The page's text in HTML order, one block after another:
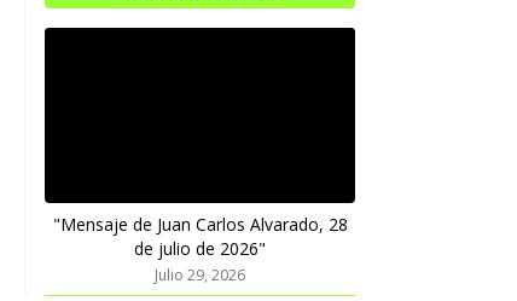
"Mensaje de Juan Carlos Alvarado, 28
de julio de 2026"
Julio 29, 2026